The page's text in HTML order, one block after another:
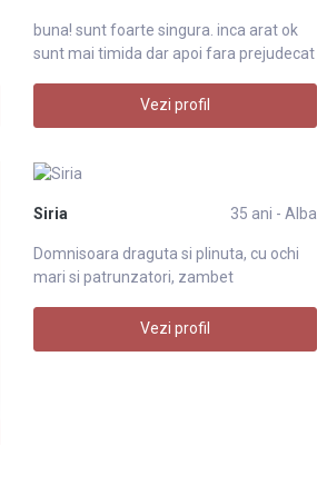
buna! sunt foarte singura. inca arat ok
sunt mai timida dar apoi fara prejudecat
Vezi profil
Siria 35 ani - Alba
Domnisoara draguta si plinuta, cu ochi
mari si patrunzatori, zambet
Vezi profil